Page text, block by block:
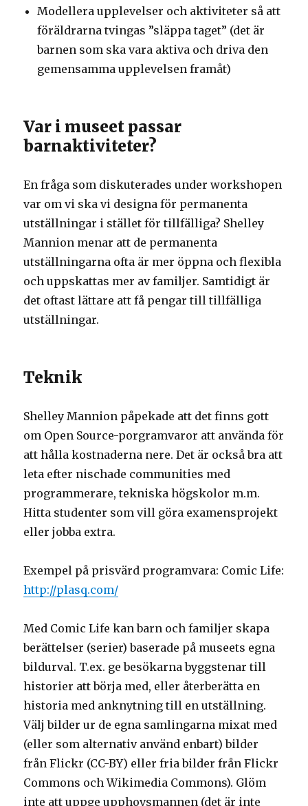
Modellera upplevelser och aktiviteter så att
föräldrarna tvingas ”släppa taget” (det är
barnen som ska vara aktiva och driva den
gemensamma upplevelsen framåt)
Var i museet passar
barnaktiviteter?
En fråga som diskuterades under workshopen
var om vi ska vi designa för permanenta
utställningar i stället för tillfälliga? Shelley
Mannion menar att de permanenta
utställningarna ofta är mer öppna och flexibla
och uppskattas mer av familjer. Samtidigt är
det oftast lättare att få pengar till tillfälliga
utställningar.
Teknik
Shelley Mannion påpekade att det finns gott
om Open Source-porgramvaror att använda för
att hålla kostnaderna nere. Det är också bra att
leta efter nischade communities med
programmerare, tekniska högskolor m.m.
Hitta studenter som vill göra examensprojekt
eller jobba extra.
Exempel på prisvärd programvara: Comic Life:
http://plasq.com/
Med Comic Life kan barn och familjer skapa
berättelser (serier) baserade på museets egna
bildurval. T.ex. ge besökarna byggstenar till
historier att börja med, eller återberätta en
historia med anknytning till en utställning.
Välj bilder ur de egna samlingarna mixat med
(eller som alternativ använd enbart) bilder
från Flickr (CC-BY) eller fria bilder från Flickr
Commons och Wikimedia Commons). Glöm
inte att uppge upphovsmannen (det är inte